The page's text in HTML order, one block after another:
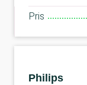
Pris
Philips